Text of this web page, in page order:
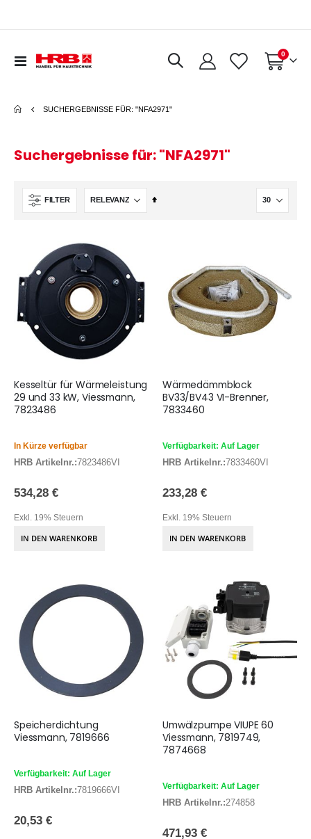
Navigation
Warenkorb
0Artikel
SUCHERGEBNISSE FÜR: "NFA2971"
Suchergebnisse für: "NFA2971"
FILTER
In
Kesseltür für Wärmeleistung
29 und 33 kW, Viessmann,
7823486
In Kürze verfügbar
HRB Artikelnr.:7823486VI
534,28 €
Exkl. 19% Steuern
IN DEN WARENKORB
Wärmedämmblock
BV33/BV43 VI-Brenner,
7833460
Verfügbarkeit: Auf Lager
HRB Artikelnr.:7833460VI
233,28 €
Exkl. 19% Steuern
IN DEN WARENKORB
Speicherdichtung
Viessmann, 7819666
Verfügbarkeit: Auf Lager
HRB Artikelnr.:7819666VI
20,53 €
Umwälzpumpe VIUPE 60
Viessmann, 7819749,
7874668
Verfügbarkeit: Auf Lager
HRB Artikelnr.:274858
471,93 €